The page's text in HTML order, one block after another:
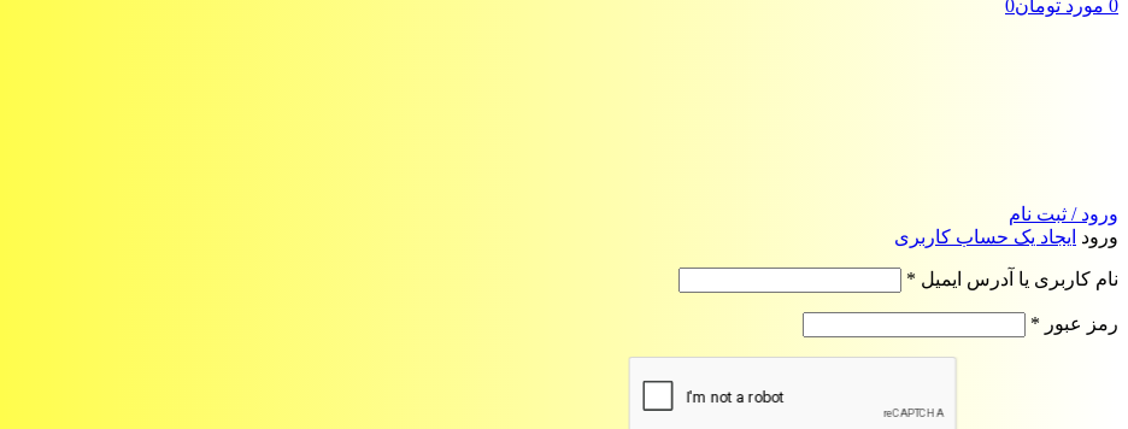
0 مورد تومان0
ورود / ثبت نام
ورود ایجاد یک حساب کاربری
نام کاربری یا آدرس ایمیل *
رمز عبور *